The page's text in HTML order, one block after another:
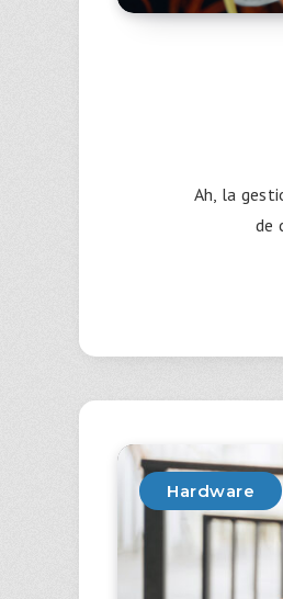
Ah, la
de
Hardware